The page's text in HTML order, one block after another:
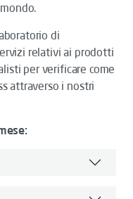
di
relativi ai prodotti
per verificare come
attraverso i nostri